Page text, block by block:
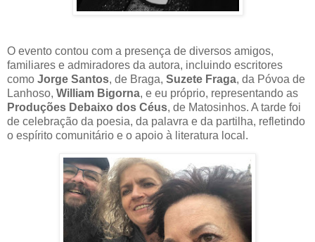
O evento contou com a presença de diversos amigos,
familiares e admiradores da autora, incluindo escritores
como Jorge Santos, de Braga, Suzete Fraga, da Póvoa de
Lanhoso, William Bigorna, e eu próprio, representando as
Produções Debaixo dos Céus, de Matosinhos. A tarde foi
de celebração da poesia, da palavra e da partilha, refletindo
o espírito comunitário e o apoio à literatura local.